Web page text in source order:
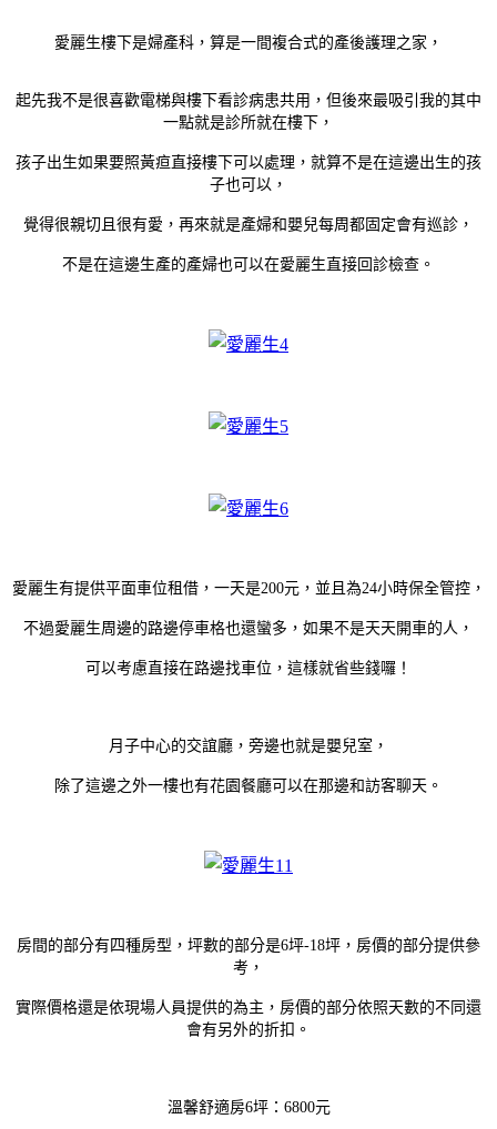
愛麗生樓下是婦產科，算是一間複合式的產後護理之家，
起先我不是很喜歡電梯與樓下看診病患共用，但後來最吸引我的其中
一點就是診所就在樓下，
孩子出生如果要照黃疸直接樓下可以處理，就算不是在這邊出生的孩
子也可以，
覺得很親切且很有愛，再來就是產婦和嬰兒每周都固定會有巡診，
不是在這邊生產的產婦也可以在愛麗生直接回診檢查。
愛麗生有提供平面車位租借，一天是200元，並且為24小時保全管控，
不過愛麗生周邊的路邊停車格也還蠻多，如果不是天天開車的人，
可以考慮直接在路邊找車位，這樣就省些錢囉！
月子中心的交誼廳，旁邊也就是嬰兒室，
除了這邊之外一樓也有花園餐廳可以在那邊和訪客聊天。
房間的部分有四種房型，坪數的部分是6坪-18坪，房價的部分提供參
考，
實際價格還是依現場人員提供的為主，房價的部分依照天數的不同還
會有另外的折扣。
溫馨舒適房6坪：6800元